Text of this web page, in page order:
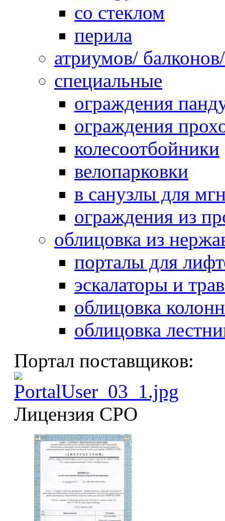
со стеклом
перила
атриумов/
специальные
ограждения
ограждения
колесоотбойники
велопарковки
в санузлы для
ограждения из
облицовка из
порталы для
эскалаторы и
облицовка колонн
облицовка
Портал поставщиков:
Лицензия СРО